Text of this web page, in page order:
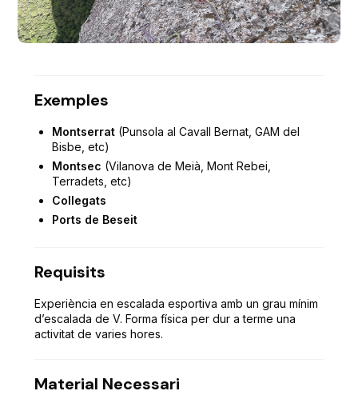
Exemples
Montserrat(Punsola al Cavall Bernat, GAM del
Bisbe, etc)
Montsec (Vilanova de Meià, Mont Rebei,
Terradets, etc)
Collegats
Ports de Beseit
Requisits
Experiència en escalada esportiva amb un grau mínim
d’escalada de V. Forma física per dur a terme una
activitat de varies hores.
Material Necessari